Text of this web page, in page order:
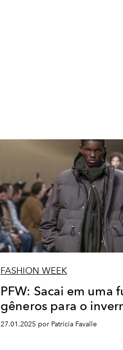
FASHION WEEK
PFW: Sacai em uma
gêneros para o
27.01.2025 por Patrícia Favalle